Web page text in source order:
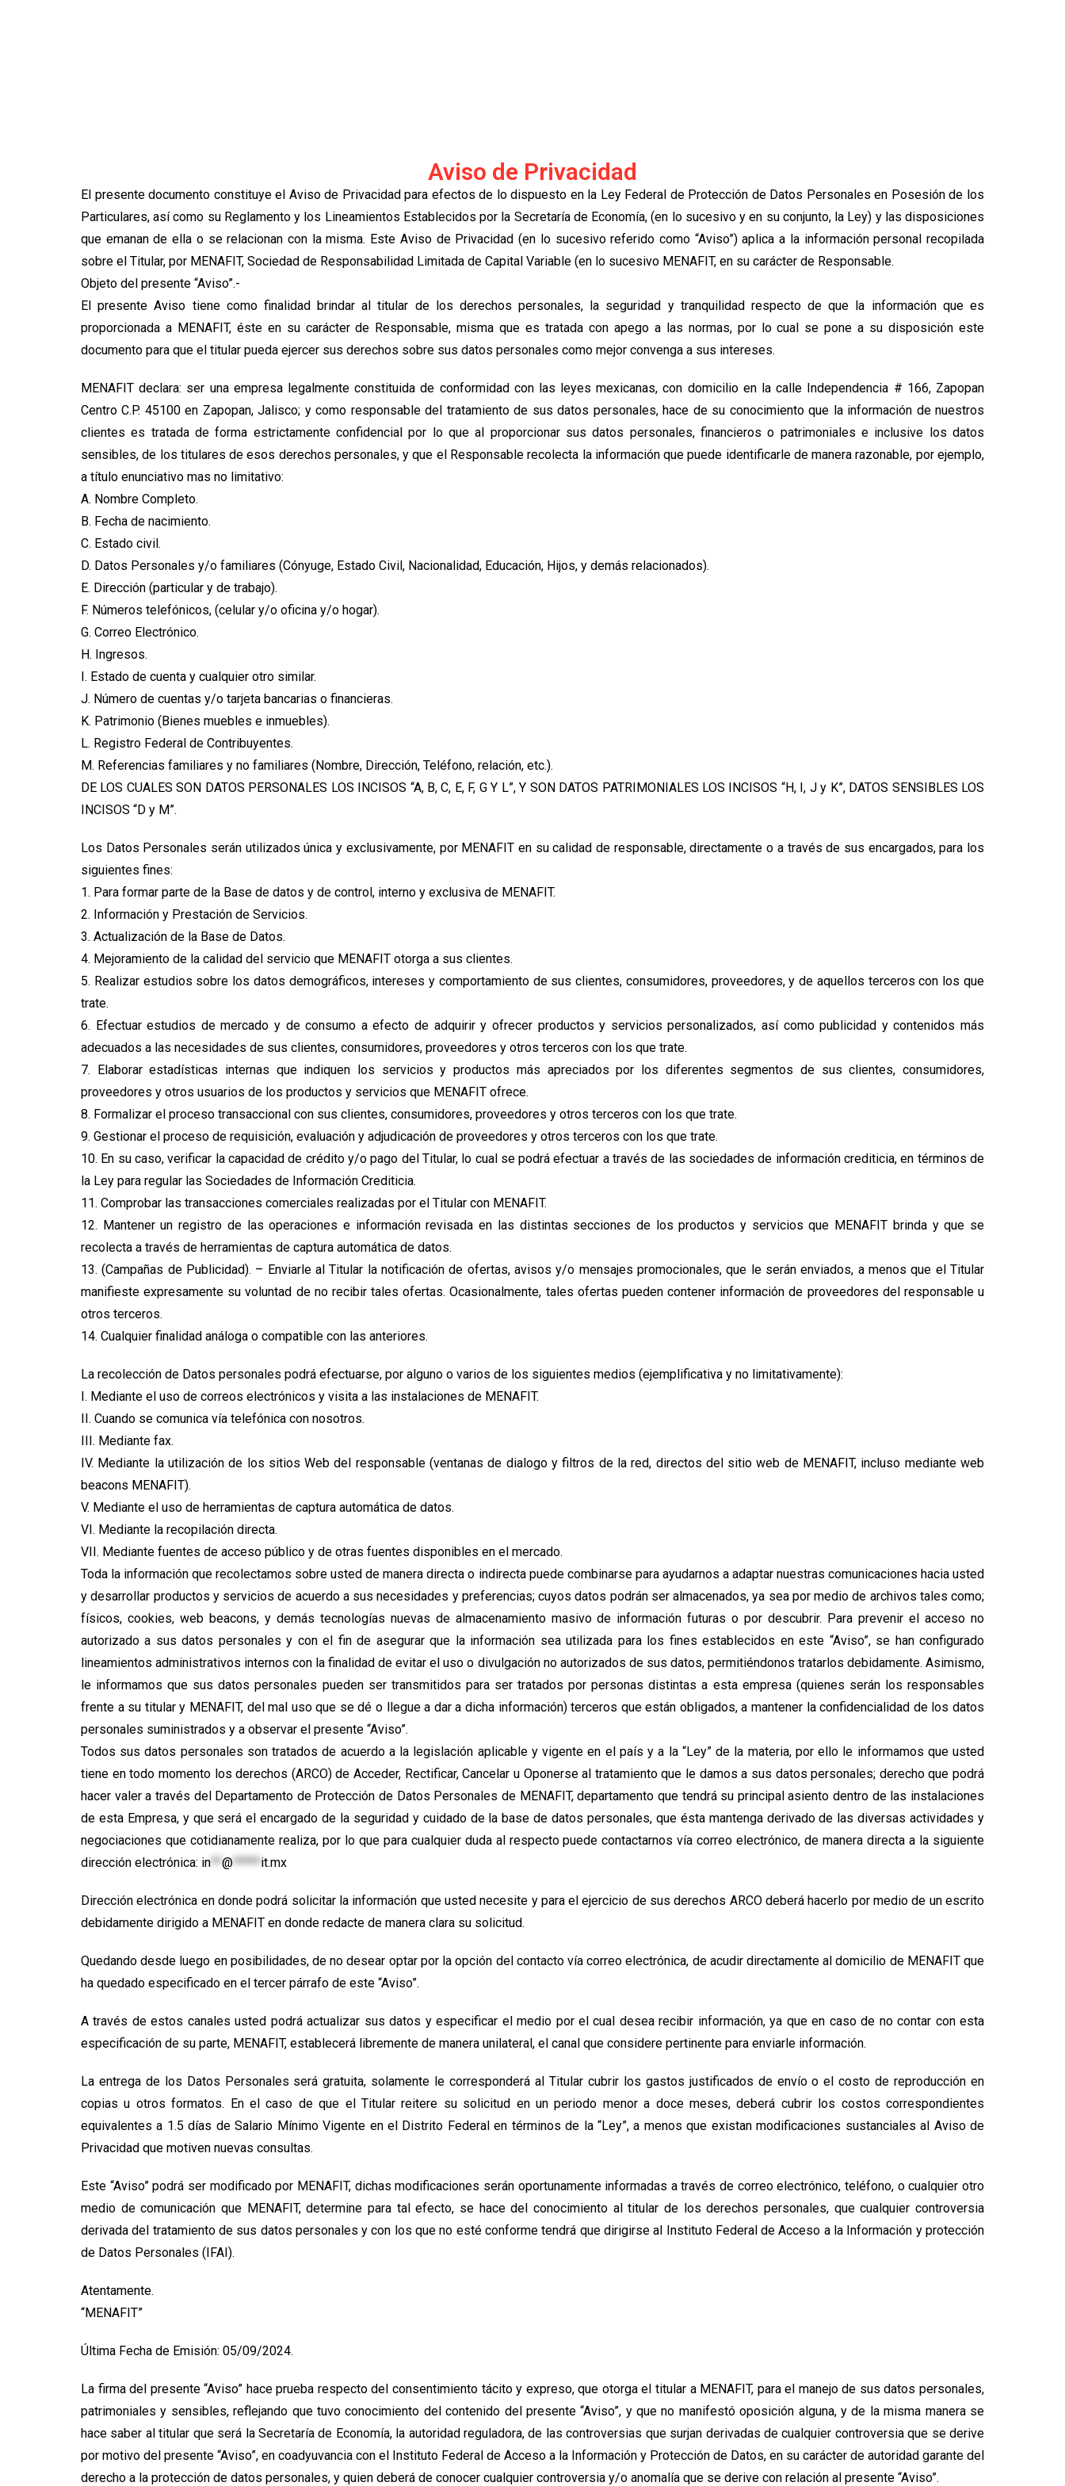
Aviso de Privacidad
El presente documento constituye el Aviso de Privacidad para efectos de lo dispuesto en la Ley Federal de Protección de Datos Personales en Posesión de los
Particulares, así como su Reglamento y los Lineamientos Establecidos por la Secretaría de Economía, (en lo sucesivo y en su conjunto, la Ley) y las disposiciones
que emanan de ella o se relacionan con la misma. Este Aviso de Privacidad (en lo sucesivo referido como “Aviso”) aplica a la información personal recopilada
sobre el Titular, por MENAFIT, Sociedad de Responsabilidad Limitada de Capital Variable (en lo sucesivo MENAFIT, en su carácter de Responsable.
Objeto del presente “Aviso”.-
El presente Aviso tiene como finalidad brindar al titular de los derechos personales, la seguridad y tranquilidad respecto de que la información que es
proporcionada a MENAFIT, éste en su carácter de Responsable, misma que es tratada con apego a las normas, por lo cual se pone a su disposición este
documento para que el titular pueda ejercer sus derechos sobre sus datos personales como mejor convenga a sus intereses.
MENAFIT declara: ser una empresa legalmente constituida de conformidad con las leyes mexicanas, con domicilio en la calle Independencia # 166, Zapopan
Centro C.P. 45100 en Zapopan, Jalisco; y como responsable del tratamiento de sus datos personales, hace de su conocimiento que la información de nuestros
clientes es tratada de forma estrictamente confidencial por lo que al proporcionar sus datos personales, financieros o patrimoniales e inclusive los datos
sensibles, de los titulares de esos derechos personales, y que el Responsable recolecta la información que puede identificarle de manera razonable, por ejemplo,
a título enunciativo mas no limitativo:
A. Nombre Completo.
B. Fecha de nacimiento.
C. Estado civil.
D. Datos Personales y/o familiares (Cónyuge, Estado Civil, Nacionalidad, Educación, Hijos, y demás relacionados).
E. Dirección (particular y de trabajo).
F. Números telefónicos, (celular y/o oficina y/o hogar).
G. Correo Electrónico.
H. Ingresos.
I. Estado de cuenta y cualquier otro similar.
J. Número de cuentas y/o tarjeta bancarias o financieras.
K. Patrimonio (Bienes muebles e inmuebles).
L. Registro Federal de Contribuyentes.
M. Referencias familiares y no familiares (Nombre, Dirección, Teléfono, relación, etc.).
DE LOS CUALES SON DATOS PERSONALES LOS INCISOS “A, B, C, E, F, G Y L”, Y SON DATOS PATRIMONIALES LOS INCISOS “H, I, J y K”, DATOS SENSIBLES LOS
INCISOS “D y M”.
Los Datos Personales serán utilizados única y exclusivamente, por MENAFIT en su calidad de responsable, directamente o a través de sus encargados, para los
siguientes fines:
1. Para formar parte de la Base de datos y de control, interno y exclusiva de MENAFIT.
2. Información y Prestación de Servicios.
3. Actualización de la Base de Datos.
4. Mejoramiento de la calidad del servicio que MENAFIT otorga a sus clientes.
5. Realizar estudios sobre los datos demográficos, intereses y comportamiento de sus clientes, consumidores, proveedores, y de aquellos terceros con los que
trate.
6. Efectuar estudios de mercado y de consumo a efecto de adquirir y ofrecer productos y servicios personalizados, así como publicidad y contenidos más
adecuados a las necesidades de sus clientes, consumidores, proveedores y otros terceros con los que trate.
7. Elaborar estadísticas internas que indiquen los servicios y productos más apreciados por los diferentes segmentos de sus clientes, consumidores,
proveedores y otros usuarios de los productos y servicios que MENAFIT ofrece.
8. Formalizar el proceso transaccional con sus clientes, consumidores, proveedores y otros terceros con los que trate.
9. Gestionar el proceso de requisición, evaluación y adjudicación de proveedores y otros terceros con los que trate.
10. En su caso, verificar la capacidad de crédito y/o pago del Titular, lo cual se podrá efectuar a través de las sociedades de información crediticia, en términos de
la Ley para regular las Sociedades de Información Crediticia.
11. Comprobar las transacciones comerciales realizadas por el Titular con MENAFIT.
12. Mantener un registro de las operaciones e información revisada en las distintas secciones de los productos y servicios que MENAFIT brinda y que se
recolecta a través de herramientas de captura automática de datos.
13. (Campañas de Publicidad). – Enviarle al Titular la notificación de ofertas, avisos y/o mensajes promocionales, que le serán enviados, a menos que el Titular
manifieste expresamente su voluntad de no recibir tales ofertas. Ocasionalmente, tales ofertas pueden contener información de proveedores del responsable u
otros terceros.
14. Cualquier finalidad análoga o compatible con las anteriores.
La recolección de Datos personales podrá efectuarse, por alguno o varios de los siguientes medios (ejemplificativa y no limitativamente):
I. Mediante el uso de correos electrónicos y visita a las instalaciones de MENAFIT.
II. Cuando se comunica vía telefónica con nosotros.
III. Mediante fax.
IV. Mediante la utilización de los sitios Web del responsable (ventanas de dialogo y filtros de la red, directos del sitio web de MENAFIT, incluso mediante web
beacons MENAFIT).
V. Mediante el uso de herramientas de captura automática de datos.
VI. Mediante la recopilación directa.
VII. Mediante fuentes de acceso público y de otras fuentes disponibles en el mercado.
Toda la información que recolectamos sobre usted de manera directa o indirecta puede combinarse para ayudarnos a adaptar nuestras comunicaciones hacia usted
y desarrollar productos y servicios de acuerdo a sus necesidades y preferencias; cuyos datos podrán ser almacenados, ya sea por medio de archivos tales como;
físicos, cookies, web beacons, y demás tecnologías nuevas de almacenamiento masivo de información futuras o por descubrir. Para prevenir el acceso no
autorizado a sus datos personales y con el fin de asegurar que la información sea utilizada para los fines establecidos en este “Aviso”, se han configurado
lineamientos administrativos internos con la finalidad de evitar el uso o divulgación no autorizados de sus datos, permitiéndonos tratarlos debidamente. Asimismo,
le informamos que sus datos personales pueden ser transmitidos para ser tratados por personas distintas a esta empresa (quienes serán los responsables
frente a su titular y MENAFIT, del mal uso que se dé o llegue a dar a dicha información) terceros que están obligados, a mantener la confidencialidad de los datos
personales suministrados y a observar el presente “Aviso”.
Todos sus datos personales son tratados de acuerdo a la legislación aplicable y vigente en el país y a la “Ley” de la materia, por ello le informamos que usted
tiene en todo momento los derechos (ARCO) de Acceder, Rectificar, Cancelar u Oponerse al tratamiento que le damos a sus datos personales; derecho que podrá
hacer valer a través del Departamento de Protección de Datos Personales de MENAFIT, departamento que tendrá su principal asiento dentro de las instalaciones
de esta Empresa, y que será el encargado de la seguridad y cuidado de la base de datos personales, que ésta mantenga derivado de las diversas actividades y
negociaciones que cotidianamente realiza, por lo que para cualquier duda al respecto puede contactarnos vía correo electrónico, de manera directa a la siguiente
dirección electrónica: in**@*****it.mx
Dirección electrónica en donde podrá solicitar la información que usted necesite y para el ejercicio de sus derechos ARCO deberá hacerlo por medio de un escrito
debidamente dirigido a MENAFIT en donde redacte de manera clara su solicitud.
Quedando desde luego en posibilidades, de no desear optar por la opción del contacto vía correo electrónica, de acudir directamente al domicilio de MENAFIT que
ha quedado especificado en el tercer párrafo de este “Aviso”.
A través de estos canales usted podrá actualizar sus datos y especificar el medio por el cual desea recibir información, ya que en caso de no contar con esta
especificación de su parte, MENAFIT, establecerá libremente de manera unilateral, el canal que considere pertinente para enviarle información.
La entrega de los Datos Personales será gratuita, solamente le corresponderá al Titular cubrir los gastos justificados de envío o el costo de reproducción en
copias u otros formatos. En el caso de que el Titular reitere su solicitud en un periodo menor a doce meses, deberá cubrir los costos correspondientes
equivalentes a 1.5 días de Salario Mínimo Vigente en el Distrito Federal en términos de la “Ley”, a menos que existan modificaciones sustanciales al Aviso de
Privacidad que motiven nuevas consultas.
Este “Aviso” podrá ser modificado por MENAFIT, dichas modificaciones serán oportunamente informadas a través de correo electrónico, teléfono, o cualquier otro
medio de comunicación que MENAFIT, determine para tal efecto, se hace del conocimiento al titular de los derechos personales, que cualquier controversia
derivada del tratamiento de sus datos personales y con los que no esté conforme tendrá que dirigirse al Instituto Federal de Acceso a la Información y protección
de Datos Personales (IFAI).
Atentamente.
“MENAFIT”
Última Fecha de Emisión: 05/09/2024.
La firma del presente “Aviso” hace prueba respecto del consentimiento tácito y expreso, que otorga el titular a MENAFIT, para el manejo de sus datos personales,
patrimoniales y sensibles, reflejando que tuvo conocimiento del contenido del presente “Aviso”, y que no manifestó oposición alguna, y de la misma manera se
hace saber al titular que será la Secretaría de Economía, la autoridad reguladora, de las controversias que surjan derivadas de cualquier controversia que se derive
por motivo del presente “Aviso”, en coadyuvancia con el Instituto Federal de Acceso a la Información y Protección de Datos, en su carácter de autoridad garante del
derecho a la protección de datos personales, y quien deberá de conocer cualquier controversia y/o anomalía que se derive con relación al presente “Aviso”.